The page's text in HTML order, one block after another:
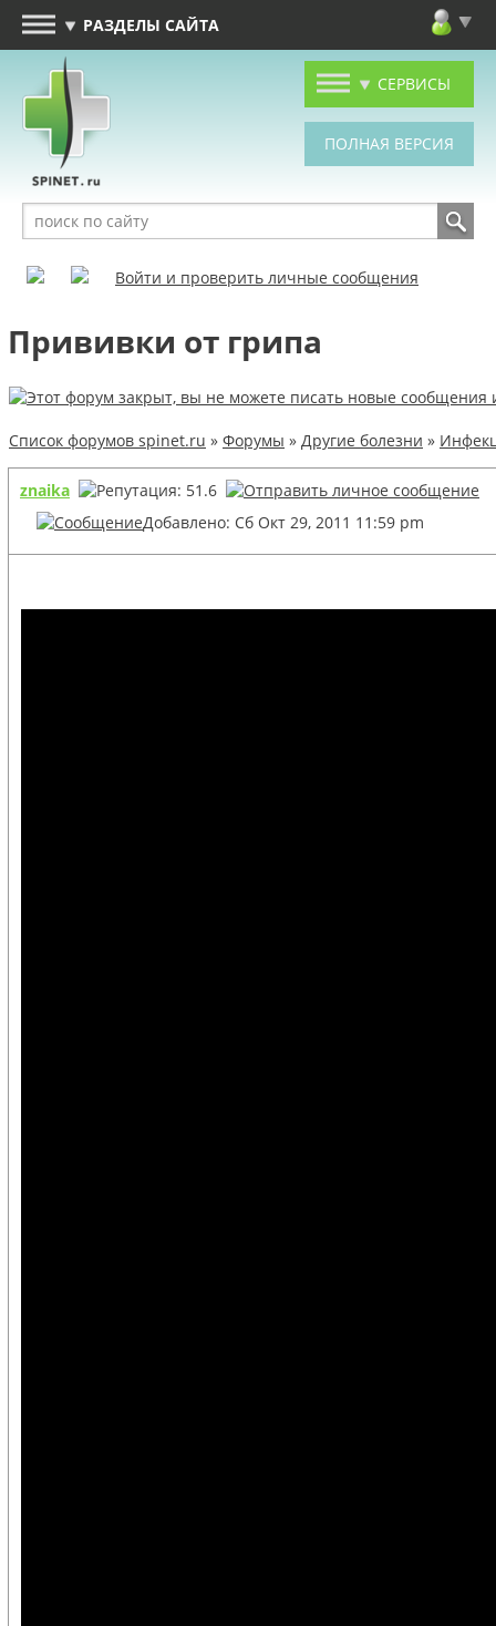
РАЗДЕЛЫ САЙТА
СЕРВИСЫ
Войти и проверить личные сообщения
Прививки от грипа
Список форумов spinet.ru » Форумы » Другие болезни »
znaika
Добавлено: Сб Окт 29, 2011 11:59 pm